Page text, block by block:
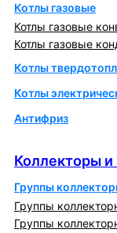
Котлы газовые
Котлы газовые
Котлы газовые
Котлы
Котлы
Антифриз
Коллекторы
Группы
Группы
Группы